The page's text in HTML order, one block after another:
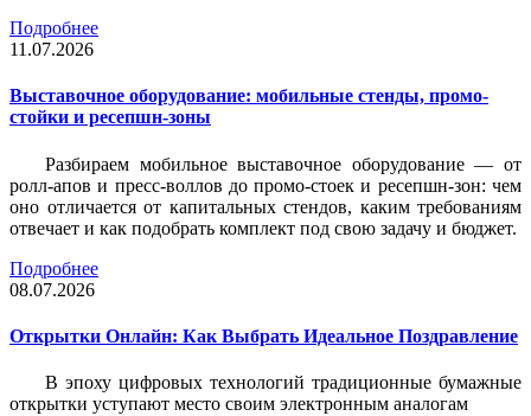
Подробнее
11.07.2026
Выставочное оборудование: мобильные стенды, промо-
стойки и ресепшн-зоны
Разбираем мобильное выставочное оборудование — от
ролл-апов и пресс-воллов до промо-стоек и ресепшн-зон: чем
оно отличается от капитальных стендов, каким требованиям
отвечает и как подобрать комплект под свою задачу и бюджет.
Подробнее
08.07.2026
Открытки Онлайн: Как Выбрать Идеальное Поздравление
В эпоху цифровых технологий традиционные бумажные
открытки уступают место своим электронным аналогам